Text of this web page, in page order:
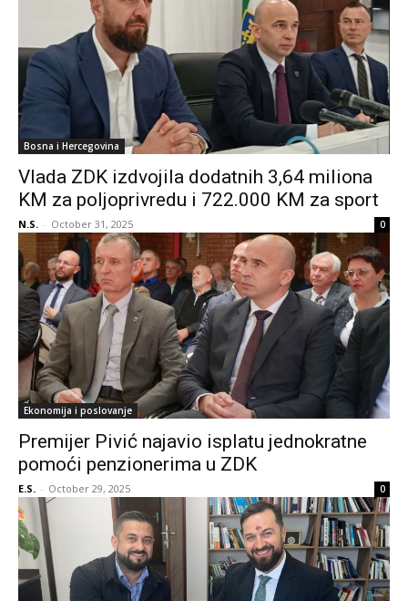
Bosna i Hercegovina
Vlada ZDK izdvojila dodatnih 3,64 miliona
KM za poljoprivredu i 722.000 KM za sport
N.S. - October 31, 2025 0
Ekonomija i poslovanje
Premijer Pivić najavio isplatu jednokratne
pomoći penzionerima u ZDK
E.S. - October 29, 2025 0